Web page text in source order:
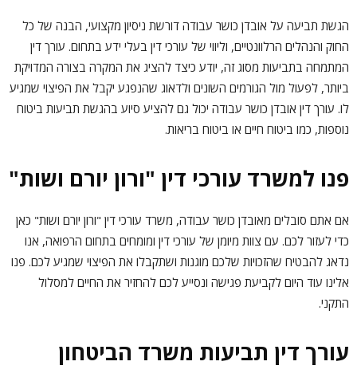
הגשת תביעה על אובדן כושר עבודה דורשת ניסיון מקצועי, הבנה של כל
החוק והנהלים הרלוונטיים, וליווי של עורכי דין בעלי ידע בתחום. עורך דין
המתמחה בתביעות מסוג זה, יודע כיצד להציג את המקרה בצורה המדויקת
ביותר, לפעול מול הגורמים השונים ולדאוג שהנפגע יקבל את הפיצוי שמגיע
לו. עורך דין אובדן כושר עבודה יכול גם להציע סיוע בהגשת תביעות ביטוח
נוספות, כמו ביטוח חיים או ביטוח בריאות.
פנו למשרד עורכי דין "ורון יורם ושות"
אם אתם סובלים מאובדן כושר עבודה, משרד עורכי דין "ורון יורם ושות" כאן
כדי לעזור לכם. עם צוות מיומן של עורכי דין ומומחים בתחום הרפואה, אנו
נדאג להבטיח שהזכויות שלכם מוגנות ושתקבלו את הפיצוי שמגיע לכם. פנו
אלינו עוד היום לקביעת פגישה ונסייע לכם להחזיר את החיים למסלול
התקני.
עורך דין תביעות משרד הביטחון